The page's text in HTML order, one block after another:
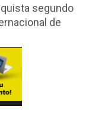
segundo
de